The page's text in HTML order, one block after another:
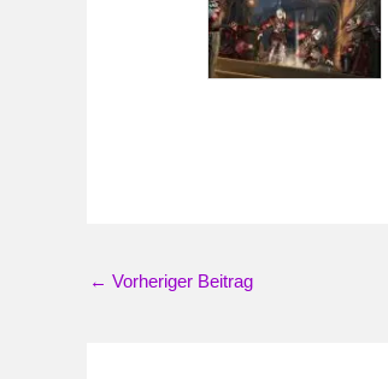
← Vorheriger Beitrag